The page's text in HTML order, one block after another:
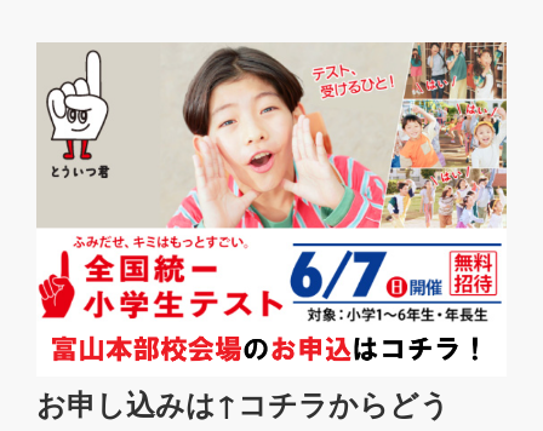
お申し込みは↑コチラからどう